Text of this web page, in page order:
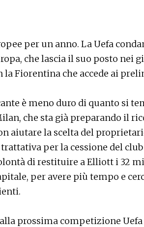
per un anno. La Uefa
che lascia il suo posto nei
la Fiorentina che accede ai
è meno duro di quanto si
che sta già preparando il
aiutare la scelta del
per la cessione del club
di restituire a Elliott i 32
per avere più tempo e
prossima competizione